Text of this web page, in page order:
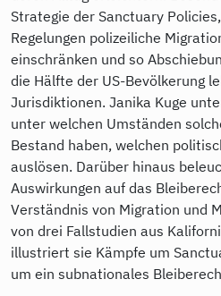
Strategie der Sanctuary
Regelungen polizeiliche
einschränken und so
die Hälfte der US-Bevölkerung
Jurisdiktionen. Janika Kuge
unter welchen Umständen
Bestand haben, welchen
auslösen. Darüber hinaus
Auswirkungen auf das
Verständnis von Migration und
von drei Fallstudien aus
illustriert sie Kämpfe um
um ein subnationales